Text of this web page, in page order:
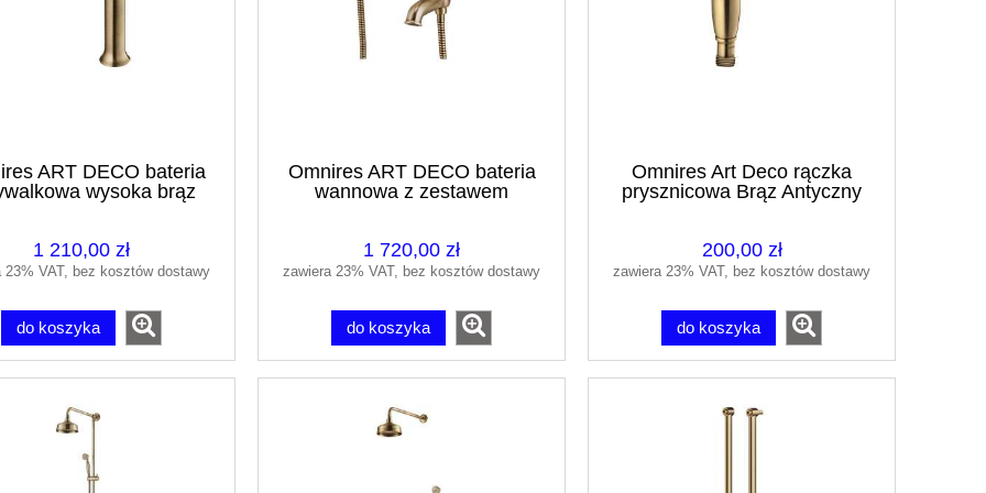
ART DECO bateria
wysoka brąz
1 210,00 zł
23% VAT, bez kosztów dostawy
do koszyka
Omnires ART DECO bateria
wannowa z zestawem
1 720,00 zł
zawiera 23% VAT, bez kosztów dostawy
do koszyka
Omnires Art Deco rączka
prysznicowa Brąz Antyczny
200,00 zł
zawiera 23% VAT, bez kosztów dostawy
do koszyka